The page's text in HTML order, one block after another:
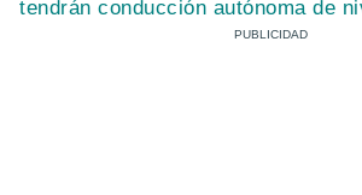
tendrán conducción autónoma de